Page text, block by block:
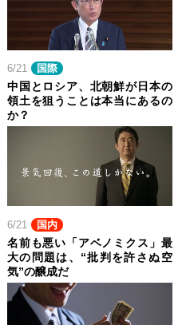
6/21 国際
中国とロシア、北朝鮮が日本の
領土を狙うことは本当にあるの
か？
6/21 国内
名前も悪い「アベノミクス」最
大の問題は、“批判を許さぬ空
気”の醸成だ